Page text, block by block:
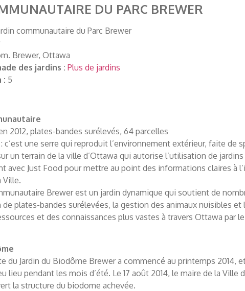
DU PARC BREWER
communautaire du Parc Brewer
Brewer, Ottawa
des jardins : Plus de jardins
: 5
2012, plates-bandes surélevés, 64 parcelles
c’est une serre qui reproduit l’environnement extérieur, faite de
un terrain de la ville d’Ottawa qui autorise l’utilisation de
avec Just Food pour mettre au point des informations claires à
Ville.
Brewer est un jardin dynamique qui soutient de
plates-bandes surélevées, la gestion des animaux nuisibles
et des connaissances plus vastes à travers Ottawa par
du Jardin du Biodôme Brewer a commencé au printemps 2014,
lieu pendant les mois d’été. Le 17 août 2014, le maire de la Ville
la structure du biodome achevée.